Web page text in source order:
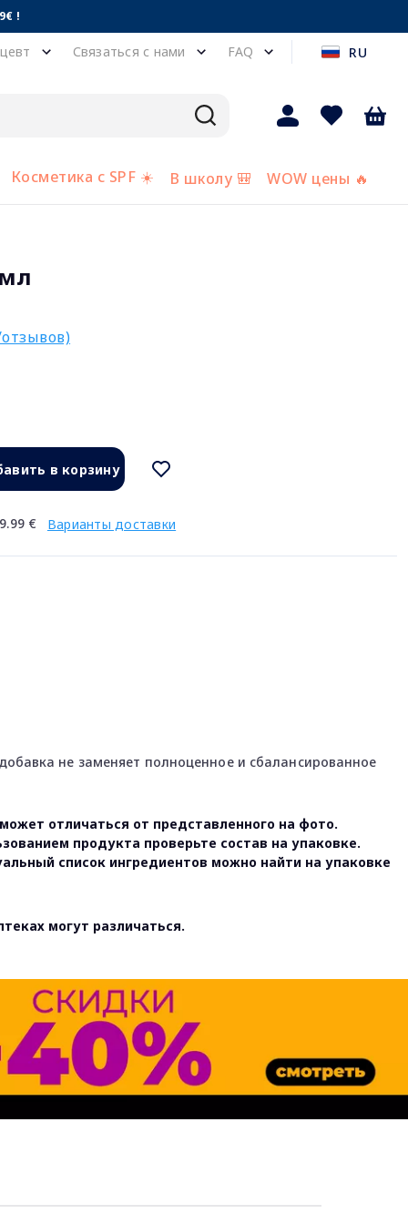
!
Связаться с нами FAQ RU
Косметика с SPF ☀️ В школу 🎒 WOW цены 🔥
в корзину
€ Варианты доставки
не заменяет полноценное и сбалансированное
отличаться от представленного на фото.
продукта проверьте состав на упаковке.
список ингредиентов можно найти на упаковке
могут различаться.